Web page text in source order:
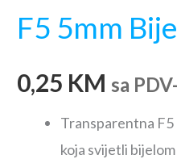
F5 5mm
0,25 KM sa
Transparentna F5
koja svijetli